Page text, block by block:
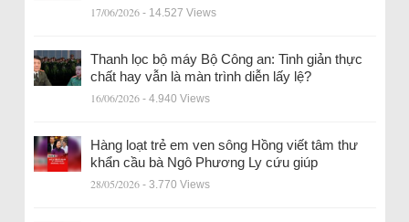
17/06/2026 - 14.527 Views
Thanh lọc bộ máy Bộ Công an: Tinh giản thực
chất hay vẫn là màn trình diễn lấy lệ?
16/06/2026 - 4.940 Views
Hàng loạt trẻ em ven sông Hồng viết tâm thư
khẩn cầu bà Ngô Phương Ly cứu giúp
28/05/2026 - 3.770 Views